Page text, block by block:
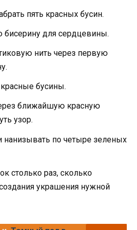
пять красных бусин.
бисерину для сердцевины.
нить через первую
бусины.
ближайшую красную
узор.
по четыре зеленых
столько раз, сколько
украшения нужной